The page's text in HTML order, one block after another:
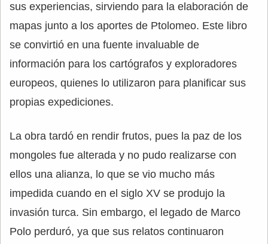
sus experiencias, sirviendo para la elaboración de
mapas junto a los aportes de Ptolomeo. Este libro
se convirtió en una fuente invaluable de
información para los cartógrafos y exploradores
europeos, quienes lo utilizaron para planificar sus
propias expediciones.
La obra tardó en rendir frutos, pues la paz de los
mongoles fue alterada y no pudo realizarse con
ellos una alianza, lo que se vio mucho más
impedida cuando en el siglo XV se produjo la
invasión turca. Sin embargo, el legado de Marco
Polo perduró, ya que sus relatos continuaron